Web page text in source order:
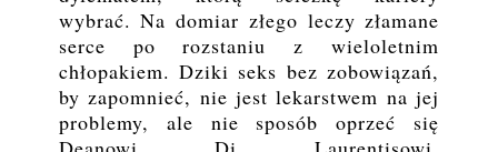
wybrać. Na domiar złego leczy złamane
serce po rozstaniu z wieloletnim
chłopakiem. Dziki seks bez zobowiązań,
by zapomnieć, nie jest lekarstwem na jej
problemy, ale nie sposób oprzeć się